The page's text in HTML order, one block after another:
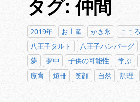
タグ:仲間
2019年 お土産 かき氷 こころ
八王子タルト
八王子ハンバーグ
夢
夢中 子供の可能性 学ぶ
療育
短冊 笑顔 自然 調理